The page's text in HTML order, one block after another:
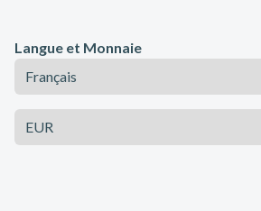
Langue et Monnaie